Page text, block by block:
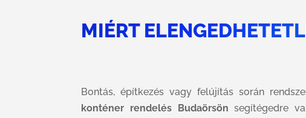
MIÉRT
Bontás, építkezés vagy felújítás során
konténer rendelés Budaörsön segítégedre